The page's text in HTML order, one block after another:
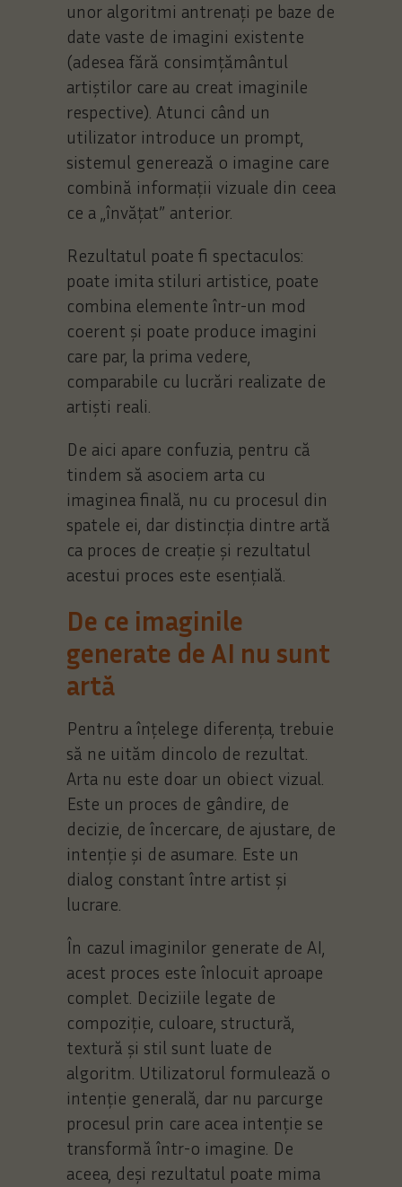
unor algoritmi antrenați pe baze de
date vaste de imagini existente
(adesea fără consimțământul
artiștilor care au creat imaginile
respective). Atunci când un
utilizator introduce un prompt,
sistemul generează o imagine care
combină informații vizuale din ceea
ce a „învățat” anterior.
Rezultatul poate fi spectaculos:
poate imita stiluri artistice, poate
combina elemente într-un mod
coerent și poate produce imagini
care par, la prima vedere,
comparabile cu lucrări realizate de
artiști reali.
De aici apare confuzia, pentru că
tindem să asociem arta cu
imaginea finală, nu cu procesul din
spatele ei, dar distincția dintre artă
ca proces de creație și rezultatul
acestui proces este esențială.
De ce imaginile
generate de AI nu sunt
artă
Pentru a înțelege diferența, trebuie
să ne uităm dincolo de rezultat.
Arta nu este doar un obiect vizual.
Este un proces de gândire, de
decizie, de încercare, de ajustare, de
intenție și de asumare. Este un
dialog constant între artist și
lucrare.
În cazul imaginilor generate de AI,
acest proces este înlocuit aproape
complet. Deciziile legate de
compoziție, culoare, structură,
textură și stil sunt luate de
algoritm. Utilizatorul formulează o
intenție generală, dar nu parcurge
procesul prin care acea intenție se
transformă într-o imagine. De
aceea, deși rezultatul poate mima